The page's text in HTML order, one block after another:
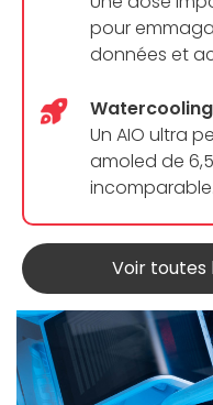
pour
données et
Watercooling
Un AIO ultra
amoled de
incomparable.
Voir toutes